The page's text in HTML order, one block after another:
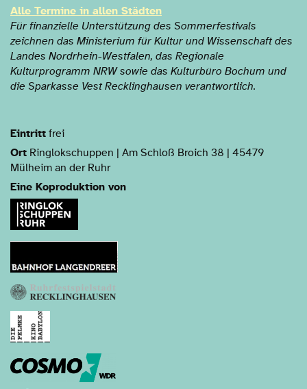
Alle Termine in allen Städten
Für finanzielle Unterstützung des Sommerfestivals
zeichnen das Ministerium für Kultur und Wissenschaft des
Landes Nordrhein-Westfalen, das Regionale
Kulturprogramm NRW sowie das Kulturbüro Bochum und
die Sparkasse Vest Recklinghausen verantwortlich.
Eintritt frei
Ort Ringlokschuppen | Am Schloß Broich 38 | 45479
Mülheim an der Ruhr
Eine Koproduktion von